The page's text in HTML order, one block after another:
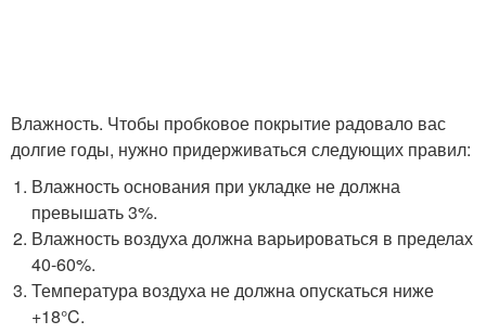
Влажность. Чтобы пробковое покрытие радовало вас
долгие годы, нужно придерживаться следующих правил:
Влажность основания при укладке не должна
превышать 3%.
Влажность воздуха должна варьироваться в пределах
40-60%.
Температура воздуха не должна опускаться ниже
+18°C.